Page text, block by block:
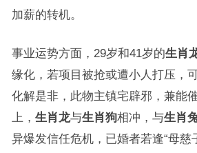
加薪的转机。
事业运势方面，29岁和41岁的生肖
缘化，若项目被抢或遭小人打压，
化解是非，此物主镇宅辟邪，兼能
上， 生肖龙与生肖狗相冲，与生肖
异爆发信任危机，已婚者若逢“母慈